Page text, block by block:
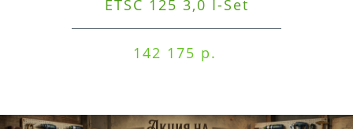
ETSC 125 3,0 I-Set
142 175 р.